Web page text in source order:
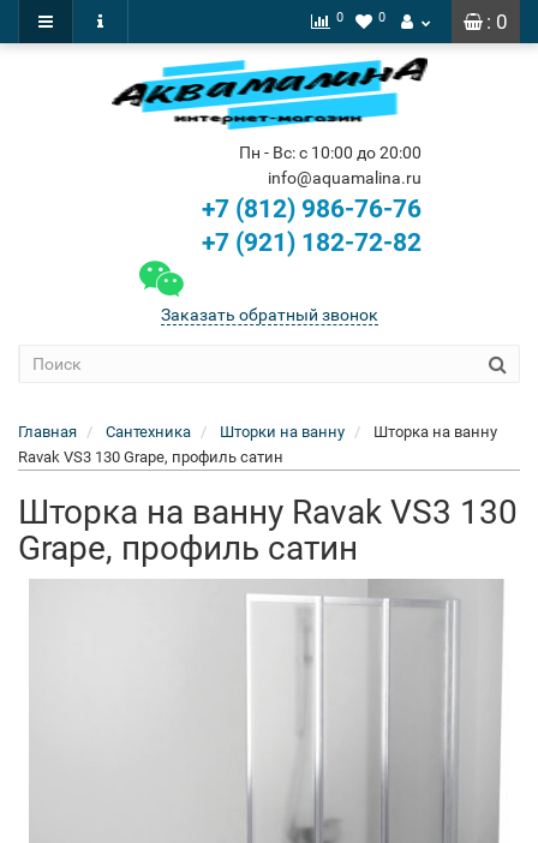
: 0
0 0
Пн - Вс: с 10:00 до 20:00
info@aquamalina.ru
+7 (812) 986-76-76
+7 (921) 182-72-82
Заказать обратный звонок
Главная Сантехника Шторки на ванну
Шторка на ванну
Ravak VS3 130 Grape, профиль сатин
Шторка на ванну Ravak VS3 130
Grape, профиль сатин